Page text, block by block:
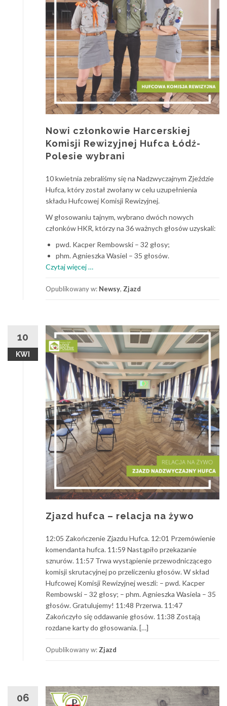
Nowi członkowie Harcerskiej
Komisji Rewizyjnej Hufca Łódź-
Polesie wybrani
10 kwietnia zebraliśmy się na Nadzwyczajnym Zjeździe
Hufca, który został zwołany w celu uzupełnienia
składu Hufcowej Komisji Rewizyjnej.
W głosowaniu tajnym, wybrano dwóch nowych
członków HKR, którzy na 36 ważnych głosów uzyskali:
pwd. Kacper Rembowski – 32 głosy;
phm. Agnieszka Wasiel – 35 głosów.
Czytaj więcej
członkowie
Hufca
Łódź-
Polesie
wybrani
…
Opublikowany w: Newsy, Zjazd
10
KWI
Zjazd hufca – relacja na żywo
12:05 Zakończenie Zjazdu Hufca. 12:01 Przemówienie
komendanta hufca. 11:59 Nastąpiło przekazanie
sznurów. 11:57 Trwa wystąpienie przewodniczącego
komisji skrutacyjnej po przeliczeniu głosów. W skład
Hufcowej Komisji Rewizyjnej weszli: – pwd. Kacper
Rembowski – 32 głosy; – phm. Agnieszka Wasiela – 35
głosów. Gratulujemy! 11:48 Przerwa. 11:47
Zakończyło się oddawanie głosów. 11:38 Zostają
rozdane karty do głosowania. […]
Opublikowany w:Zjazd
06